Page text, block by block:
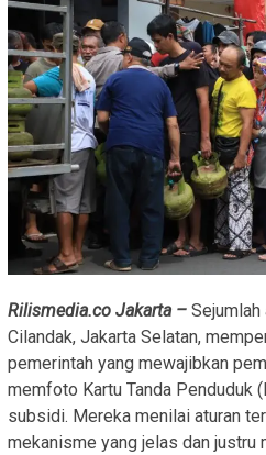
Rilismedia.co Jakarta –
Cilandak, Jakarta Selatan,
pemerintah yang mewajibkan
memfoto Kartu Tanda Penduduk
subsidi. Mereka menilai aturan
mekanisme yang jelas dan justru